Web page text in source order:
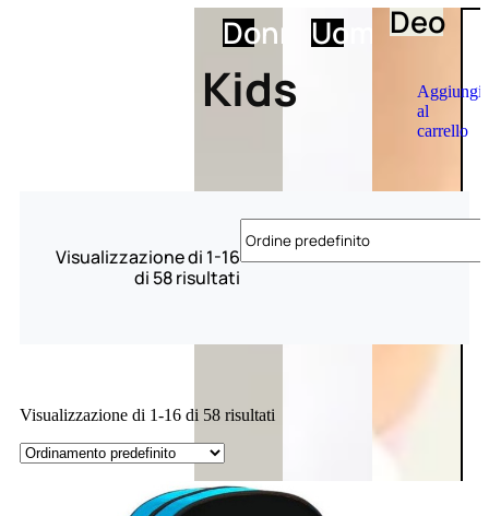
DonnaUomoDeo
Aggiungi
al
carrello
Kids
Visualizzazione di 1-16
di 58 risultati
Visualizzazione di 1-16 di 58 risultati